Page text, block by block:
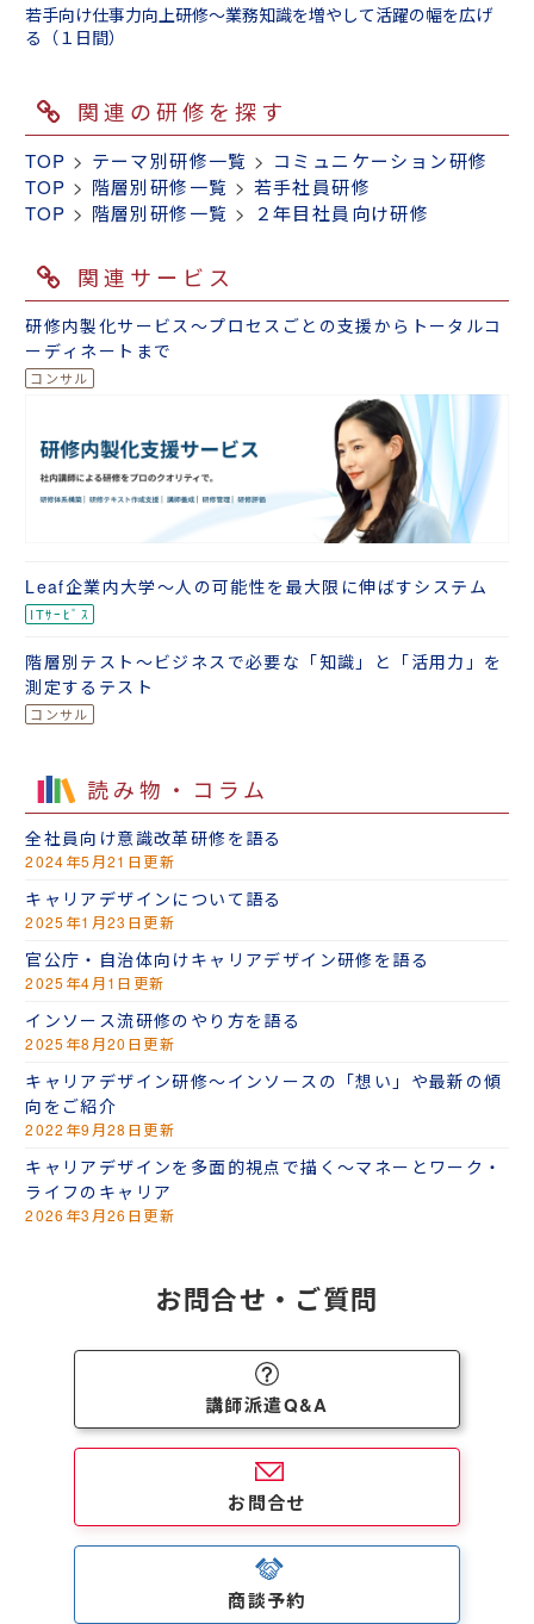
若手向け仕事力向上研修～業務知識を増やして活躍の幅を広げ
る（１日間）
関連の研修を探す
TOP > テーマ別研修一覧 > コミュニケーション研修
TOP > 階層別研修一覧 > 若手社員研修
TOP > 階層別研修一覧 > ２年目社員向け研修
関連サービス
研修内製化サービス～プロセスごとの支援からトータルコ
ーディネートまで
Leaf企業内大学～人の可能性を最大限に伸ばすシステム
階層別テスト～ビジネスで必要な「知識」と「活用力」を
測定するテスト
読み物・コラム
全社員向け意識改革研修を語る
2024年5月21日更新
キャリアデザインについて語る
2025年1月23日更新
官公庁・自治体向けキャリアデザイン研修を語る
2025年4月1日更新
インソース流研修のやり方を語る
2025年8月20日更新
キャリアデザイン研修～インソースの「想い」や最新の傾
向をご紹介
2022年9月28日更新
キャリアデザインを多面的視点で描く～マネーとワーク・
ライフのキャリア
2026年3月26日更新
お問合せ・ご質問
講師派遣Q&A
お問合せ
商談予約